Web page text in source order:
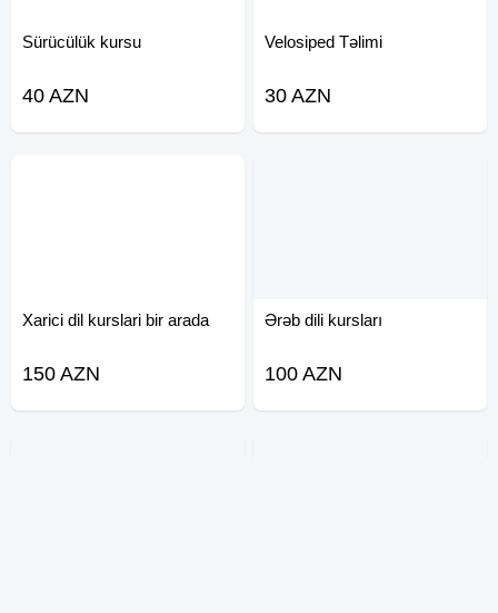
Sürücülük kursu
40 AZN
Velosiped Təlimi
30 AZN
Xarici dil kurslari bir arada
150 AZN
Ərəb dili kursları
100 AZN